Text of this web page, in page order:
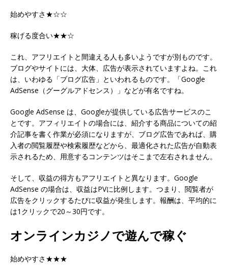
始めやすさ★☆☆
稼げる度合い★★☆
これ、アフリエイトと間違える人も多いようですが別ものです。
ブログやサイトには、大体、広告が表示されていますよね。これ
は、いわゆる「ブログ広告」といわれるものです。「Google
AdSense（グーグルアドセンス）」などが有名ですね。
Google AdSense は、Googleが提供している広告サービスのこ
とです。アフィリエイトの場合には、紹介する商品についての紹
介記事を書く作業が必須になりますが、ブログ広告であれば、購
入者の閲覧履歴や検索履歴などから、最適化された広告が自動表
示されるため、用意するコンテンツはそこまで左右されません。
そして、収益の得方もアフリエイトと異なります。Google
AdSense の場合は、収益はPVに比例します。つまり、閲覧者が
広告をクリックするたびに収益が発生します。報酬は、平均的に
は1クリックで20～30円です。
オンラインカジノで遊んで稼ぐ
始めやすさ★★★